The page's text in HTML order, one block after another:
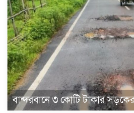
বান্দরবানে ৩ কোটি টাকার সড়কের